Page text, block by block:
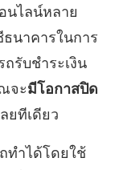
นไลน์หลาย
นาคารในการ
รับชำระเงิน
จะมีโอกาสปิด
ลยทีเดียว
ทำได้โดยใช้